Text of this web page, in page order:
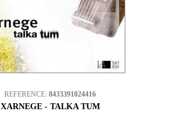
REFERENCE: 8433391024416
XARNEGE - TALKA TUM